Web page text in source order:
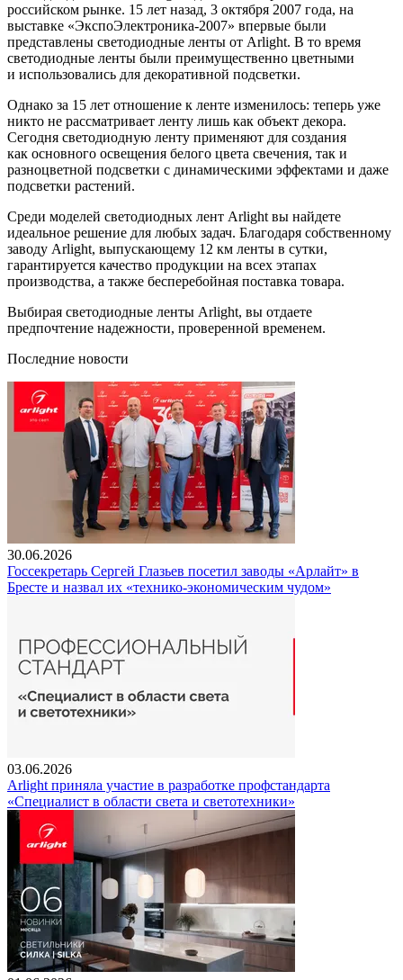
российском рынке. 15 лет назад, 3 октября 2007 года, на
выставке «ЭкспоЭлектроника-2007» впервые были
представлены светодиодные ленты от Arlight. В то время
светодиодные ленты были преимущественно цветными
и использовались для декоративной подсветки.
Однако за 15 лет отношение к ленте изменилось: теперь уже
никто не рассматривает ленту лишь как объект декора.
Сегодня светодиодную ленту применяют для создания
как основного освещения белого цвета свечения, так и
разноцветной подсветки с динамическими эффектами и даже
подсветки растений.
Среди моделей светодиодных лент Arlight вы найдете
идеальное решение для любых задач. Благодаря собственному
заводу Arlight, выпускающему 12 км ленты в сутки,
гарантируется качество продукции на всех этапах
производства, а также бесперебойная поставка товара.
Выбирая светодиодные ленты Arlight, вы отдаете
предпочтение надежности, проверенной временем.
Последние новости
30.06.2026
Госсекретарь Сергей Глазьев посетил заводы «Арлайт» в
Бресте и назвал их «технико-экономическим чудом»
03.06.2026
Arlight приняла участие в разработке профстандарта
«Специалист в области света и светотехники»